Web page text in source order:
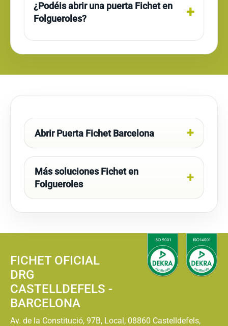
¿Podéis abrir una puerta Fichet en
Folgueroles?
Abrir Puerta Fichet Barcelona
Más soluciones Fichet en
Folgueroles
FICHET OFICIAL
DRG
CASTELLDEFELS -
BARCELONA
Av. de la Constitució, 97B, Local, 08860 Castelldefels,